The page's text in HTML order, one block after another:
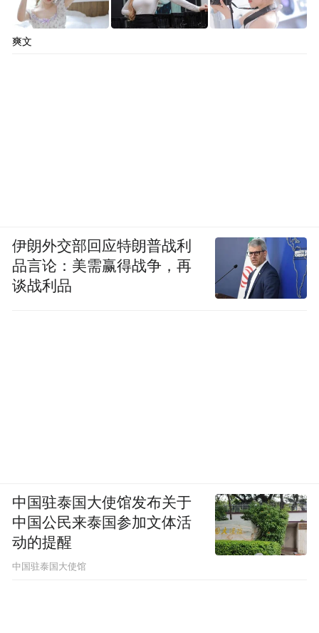
爽文
伊朗外交部回应特朗普战利
品言论：美需赢得战争，再
谈战利品
中国驻泰国大使馆发布关于
中国公民来泰国参加文体活
动的提醒
中国驻泰国大使馆